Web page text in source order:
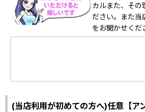
カルまた、その
ださい。また当
をお聞かせくだ
(当店利用が初めての方へ)任意【ア